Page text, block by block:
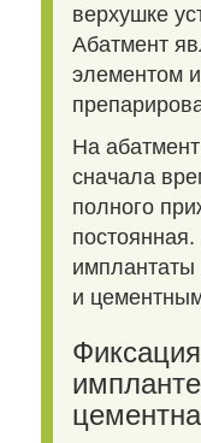
верхушке
Абатмент
элементом
На
сначала
полного
и